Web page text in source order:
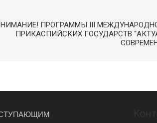
ПРОГРАММЫ III
ПРИКАСПИЙСКИХ ГОСУДАРСТВ